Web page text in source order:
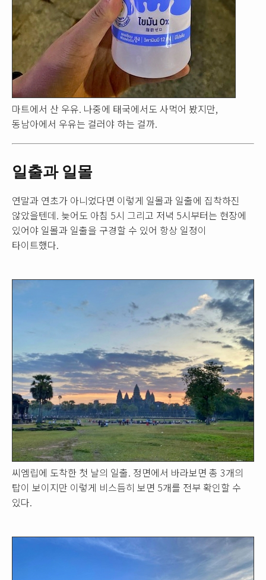
마트에서 산 우유. 나중에 태국에서도 사먹어 봤지만,
동남아에서 우유는 걸러야 하는 걸까.
일출과 일몰
연말과 연초가 아니었다면 이렇게 일몰과 일출에 집착하진
않았을텐데. 늦어도 아침 5시 그리고 저녁 5시부터는 현장에
있어야 일몰과 일출을 구경할 수 있어 항상 일정이
타이트했다.
씨엠립에 도착한 첫 날의 일출. 정면에서 바라보면 총 3개의
탑이 보이지만 이렇게 비스듬히 보면 5개를 전부 확인할 수
있다.